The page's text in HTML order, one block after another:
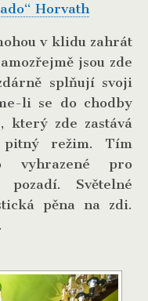
Horvath
v klidu zahrát
jsou zde
splňují svoji
li se do chodby
který zde zastává
pitný režim. Tím
vyhrazené pro
Světelné
pěna na zdi.